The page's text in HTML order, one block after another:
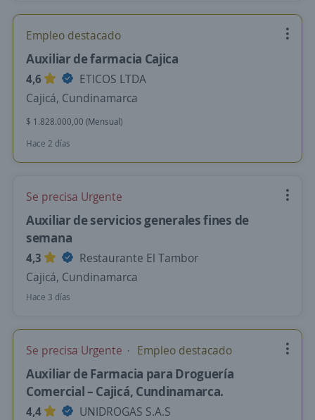
Empleo destacado
Auxiliar de farmacia Cajica
4,6
ETICOS LTDA
Cajicá, Cundinamarca
$ 1.828.000,00 (Mensual)
Hace 2 días
Se precisa Urgente
Auxiliar de servicios generales fines de
semana
4,3
Restaurante El Tambor
Cajicá, Cundinamarca
Hace 3 días
Se precisa Urgente Empleo destacado
Auxiliar de Farmacia para Droguería
Comercial – Cajicá, Cundinamarca.
4,4
UNIDROGAS S.A.S